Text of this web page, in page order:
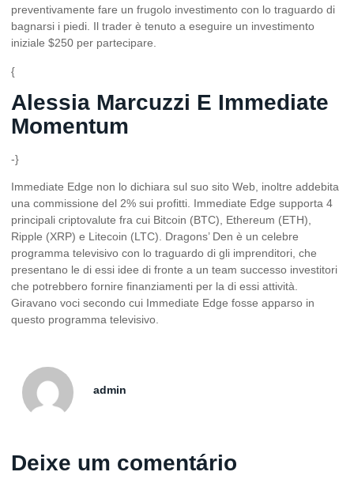
preventivamente fare un frugolo investimento con lo traguardo di
bagnarsi i piedi. Il trader è tenuto a eseguire un investimento
iniziale $250 per partecipare.
{
Alessia Marcuzzi E Immediate
Momentum
-}
Immediate Edge non lo dichiara sul suo sito Web, inoltre addebita
una commissione del 2% sui profitti. Immediate Edge supporta 4
principali criptovalute fra cui Bitcoin (BTC), Ethereum (ETH),
Ripple (XRP) e Litecoin (LTC). Dragons’ Den è un celebre
programma televisivo con lo traguardo di gli imprenditori, che
presentano le di essi idee di fronte a un team successo investitori
che potrebbero fornire finanziamenti per la di essi attività.
Giravano voci secondo cui Immediate Edge fosse apparso in
questo programma televisivo.
admin
Deixe um comentário